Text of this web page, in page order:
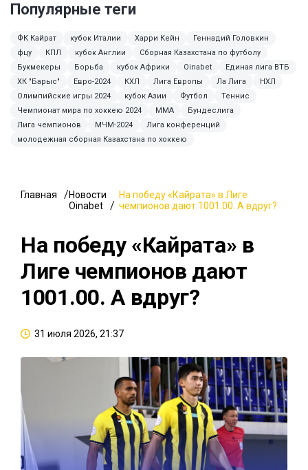
Популярные теги
ФК Кайрат кубок Италии Харри Кейн
Геннадий Головкин
фцу
КПЛ кубок Англии
Сборная Казахстана по футболу
Букмекеры
Борьба кубок Африки Oinabet
Единая лига ВТБ
ХК "Барыс"
Евро-2024 КХЛ Лига Европы Ла Лига
НХЛ
Олимпийские игры 2024
кубок Азии Футбол
Теннис
Чемпионат мира по хоккею 2024
MMA
Бундеслига
Лига чемпионов
МЧМ-2024
Лига конференций
молодежная сборная Казахстана по хоккею
Главная
Новости
Oinabet
На победу «Кайрата» в Лиге
чемпионов дают 1001.00. А вдруг?
На победу «Кайрата» в
Лиге чемпионов дают
1001.00. А вдруг?
31 июля 2026, 21:37